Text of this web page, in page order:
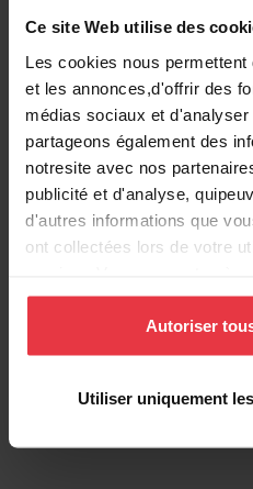
Ce site Web utilise des
Les cookies nous
et les annonces,d'offrir des
médias sociaux et
partageons également des
notresite avec nos
publicité et d'analyse,
d'autres informations que
ont collectées lors de votre
continuez à utiliser notre site
Autoriser
Utiliser uniquement
Informations
Fiche produit